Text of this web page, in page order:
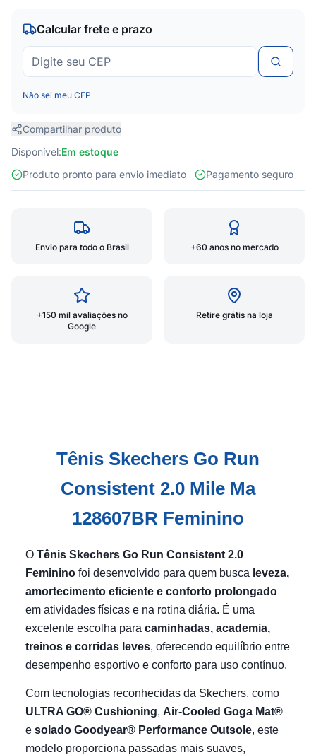
Calcular frete e prazo
Não sei meu CEP
Compartilhar produto
Disponível:Em estoque
Produto pronto para envio imediato
Pagamento seguro
Envio para todo o Brasil +60 anos no mercado
+150 mil avaliações no
Google
Retire grátis na loja
Tênis Skechers Go Run
Consistent 2.0 Mile Ma
128607BR Feminino
O Tênis Skechers Go Run Consistent 2.0
Feminino foi desenvolvido para quem busca leveza,
amortecimento eficiente e conforto prolongado
em atividades físicas e na rotina diária. É uma
excelente escolha para caminhadas, academia,
treinos e corridas leves, oferecendo equilíbrio entre
desempenho esportivo e conforto para uso contínuo.
Com tecnologias reconhecidas da Skechers, como
ULTRA GO® Cushioning, Air-Cooled Goga Mat®
e solado Goodyear® Performance Outsole, este
modelo proporciona passadas mais suaves,